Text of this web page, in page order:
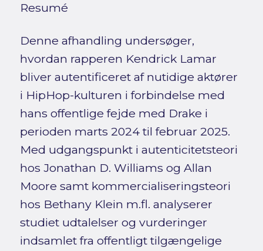
Resumé
Denne afhandling undersøger,
hvordan rapperen Kendrick Lamar
bliver autentificeret af nutidige aktører
i HipHop-kulturen i forbindelse med
hans offentlige fejde med Drake i
perioden marts 2024 til februar 2025.
Med udgangspunkt i autenticitetsteori
hos Jonathan D. Williams og Allan
Moore samt kommercialiseringsteori
hos Bethany Klein m.fl. analyserer
studiet udtalelser og vurderinger
indsamlet fra offentligt tilgængelige